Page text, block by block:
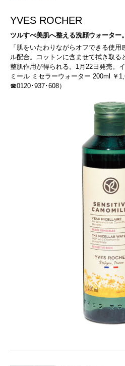
YVES ROCHER
ツルすべ美肌へ整える洗顔ウォーター。
「肌をいたわりながらオフできる使
ル配合。コットンに含ませて拭き取る
整肌作用が得られる。1月22日発売。
ミール ミセラーウォーター 200ml ￥
☎0120･937･608）